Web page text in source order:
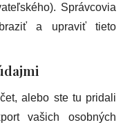
Správcovia
a upraviť tieto
alebo ste tu pridali
vašich osobných